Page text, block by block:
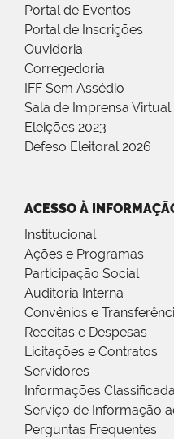
Portal de Eventos
Portal de Inscrições
Ouvidoria
Corregedoria
IFF Sem Assédio
Sala de Imprensa Virtual
Eleições 2023
Defeso Eleitoral 2026
ACESSO À
Institucional
Ações e Programas
Participação Social
Auditoria Interna
Convênios e
Receitas e Despesas
Licitações e Contratos
Servidores
Informações
Serviço de Informação
Perguntas Frequentes